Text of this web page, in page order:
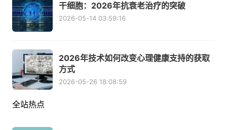
干细胞：2026年抗衰老治疗的突破
2026-05-14 03:59:16
2026年技术如何改变心理健康支持的获取
方式
2026-05-26 18:08:59
全站热点